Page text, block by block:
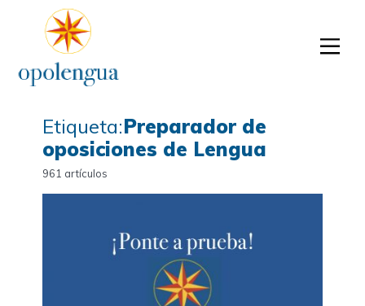
Etiqueta:Preparador de
oposiciones de Lengua
961 artículos